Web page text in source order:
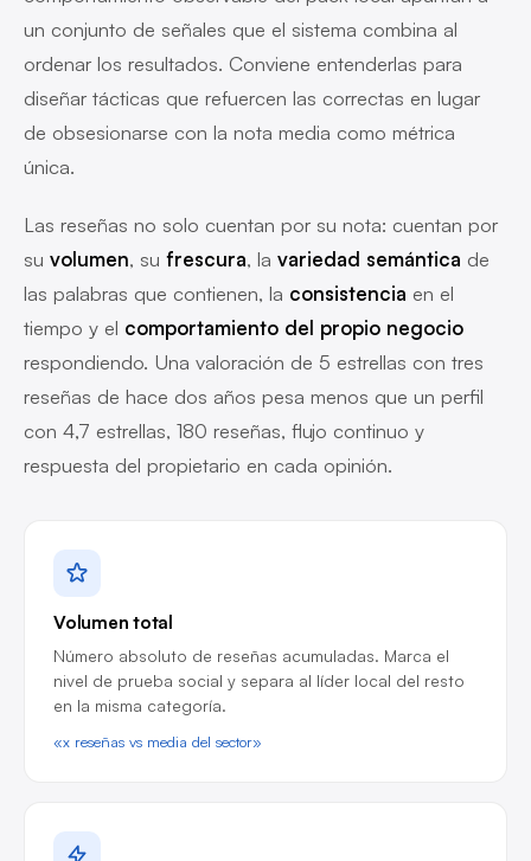
un conjunto de señales que el sistema combina al
ordenar los resultados. Conviene entenderlas para
diseñar tácticas que refuercen las correctas en lugar
de obsesionarse con la nota media como métrica
única.
Las reseñas no solo cuentan por su nota: cuentan por
su volumen, su frescura, la variedad semántica de
las palabras que contienen, la consistencia en el
tiempo y el comportamiento del propio negocio
respondiendo. Una valoración de 5 estrellas con tres
reseñas de hace dos años pesa menos que un perfil
con 4,7 estrellas, 180 reseñas, flujo continuo y
respuesta del propietario en cada opinión.
Volumen total
Número absoluto de reseñas acumuladas. Marca el
nivel de prueba social y separa al líder local del resto
en la misma categoría.
«x reseñas vs media del sector»